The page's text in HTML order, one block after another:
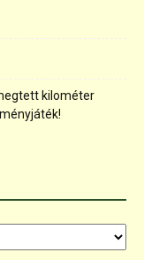
kilométer